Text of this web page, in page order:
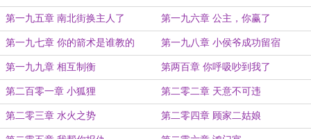
第一九五章 南北街换主人了 第一九六章 公主，你赢了
第一九七章 你的箭术是谁教的 第一九八章 小侯爷成功留宿
第一九九章 相互制衡 第两百章 你呼吸吵到我了
第二百零一章 小狐狸 第二零二章 天意不可违
第二零三章 水火之势 第二零四章 顾家二姑娘